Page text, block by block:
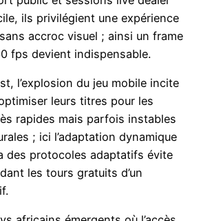
ils privilégient une expérience
accroc visuel ; ainsi un frame
fps devient indispensable.
l’explosion du jeu mobile incite
leurs titres pour les
rapides mais parfois instables
; ici l’adaptation dynamique
des protocoles adaptatifs évite
les tours gratuits d’un